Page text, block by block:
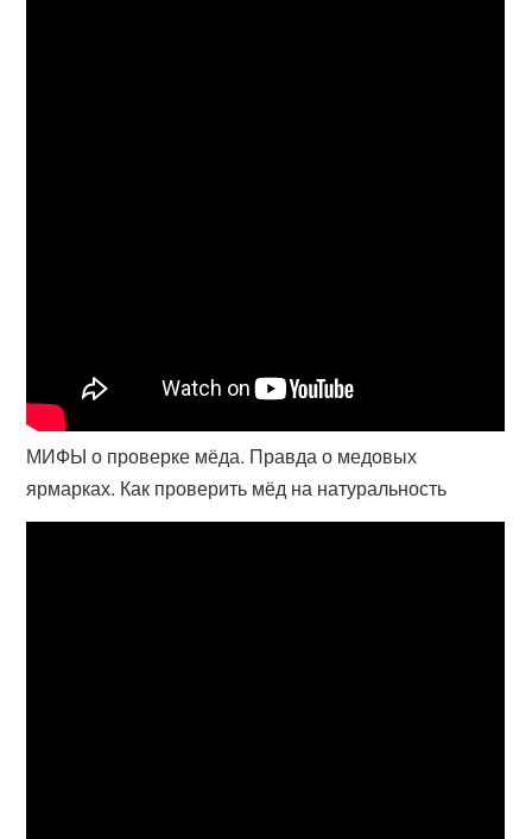
МИФЫ о проверке мёда. Правда о медовых
ярмарках. Как проверить мёд на натуральность